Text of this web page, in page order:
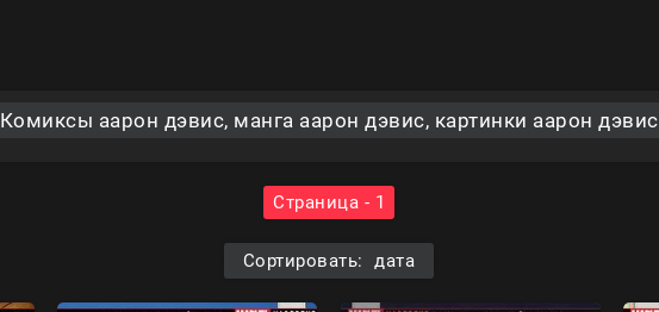
Комиксы аарон дэвис, манга аарон дэвис, картинки аарон дэвис
Страница - 1
Сортировать: дата